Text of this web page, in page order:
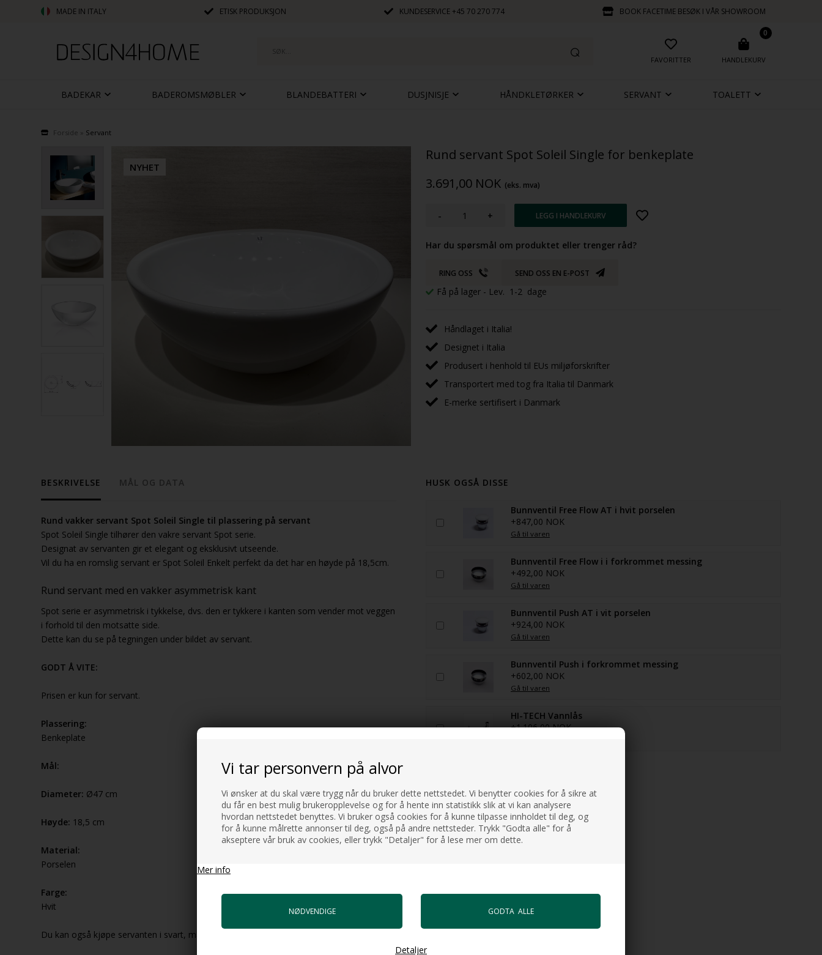
Vi tar personvern på alvor
Vi ønsker at du skal være trygg når du bruker dette nettstedet. Vi benytter cookies for å sikre at
du får en best mulig brukeropplevelse og for å hente inn statistikk slik at vi kan analysere
hvordan nettstedet benyttes. Vi bruker også cookies for å kunne tilpasse innholdet til deg, og
for å kunne målrette annonser til deg, også på andre nettsteder. Trykk "Godta alle" for å
akseptere vår bruk av cookies, eller trykk "Detaljer" for å lese mer om dette.
Mer info
Detaljer
MADE IN ITALY ETISK PRODUKSJON KUNDESERVICE +45 70 270 774 BOOK FACETIME BESØK I VÅR SHOWROOM
FAVORITTER
0
HANDLEKURV
BADEKAR BADEROMSMØBLER BLANDEBATTERI DUSJNISJE HÅNDKLETØRKER SERVANT TOALETT
Forside Servant
NYHET
Rund servant Spot Soleil Single for benkeplate
3.691,00 NOK (eks. mva)
- +
Har du spørsmål om produktet eller trenger råd?
RING OSS SEND OSS EN E-POST
Få på lager - Lev. 1-2 dage
Håndlaget i Italia!
Designet i Italia
Produsert i henhold til EUs miljøforskrifter
Transportert med tog fra Italia til Danmark
E-merke sertifisert i Danmark
BESKRIVELSE MÅL OG DATA
Rund vakker servant Spot Soleil Single til plassering på servant
Spot Soleil Single tilhører den vakre servant Spot serie.
Designat av servanten gir et elegant og eksklusivt utseende.
Vil du ha en romslig servant er Spot Soleil Enkelt perfekt da det har en høyde på 18,5cm.
Rund servant med en vakker asymmetrisk kant
Spot serie er asymmetrisk i tykkelse, dvs. den er tykkere i kanten som vender mot veggen
i forhold til den motsatte side.
Dette kan du se på tegningen under bildet av servant.
GODT Å VITE:
Prisen er kun for servant.
Plassering:
Benkeplate
Mål:
Diameter: Ø47 cm
Høyde: 18,5 cm
Material:
Porselen
Farge:
Hvit
Du kan også kjøpe servanten i svart, matt svart, matt hvit, platin/hvit, gull/hvit
HUSK OGSÅ DISSE
Bunnventil Free Flow AT i hvit porselen
+847,00 NOK
Gå til varen
Bunnventil Free Flow i i forkrommet messing
+492,00 NOK
Gå til varen
Bunnventil Push AT i vit porselen
+924,00 NOK
Gå til varen
Bunnventil Push i forkrommet messing
+602,00 NOK
Gå til varen
HI-TECH Vannlås
+1.106,00 NOK